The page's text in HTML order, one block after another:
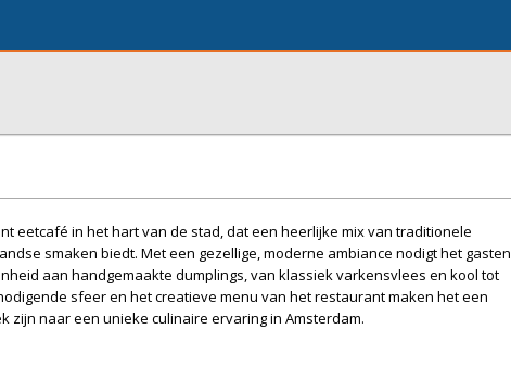
eetcafé in het hart van de stad, dat een heerlijke mix van traditionele
smaken biedt. Met een gezellige, moderne ambiance nodigt het gasten
aan handgemaakte dumplings, van klassiek varkensvlees en kool tot
sfeer en het creatieve menu van het restaurant maken het een
zijn naar een unieke culinaire ervaring in Amsterdam.